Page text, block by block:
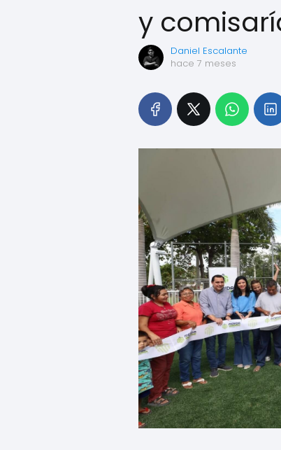
y
Daniel Escalante
hace 7 meses